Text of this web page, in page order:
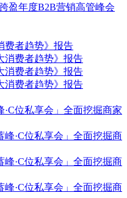
费者趋势》报告
位私享会」全面挖掘商家